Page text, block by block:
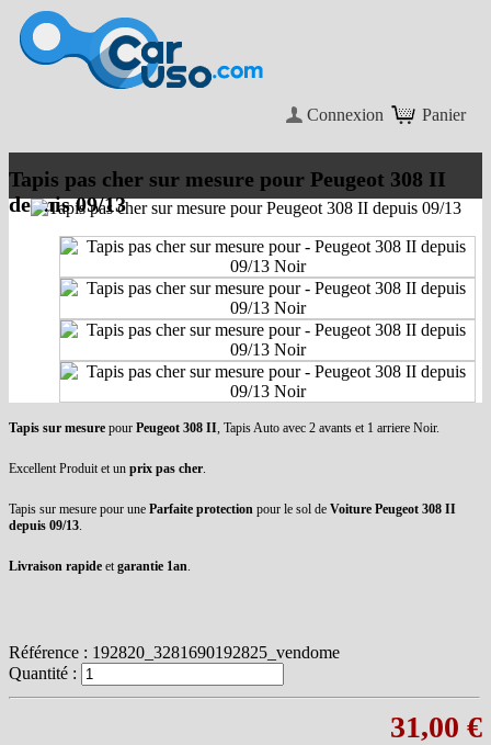
Panier
Connexion
Tapis pas cher sur mesure pour Peugeot 308 II
depuis 09/13
Tapis sur mesure pour Peugeot 308 II, Tapis Auto avec 2 avants et 1 arriere Noir.
Excellent Produit et un prix pas cher.
Tapis sur mesure pour une Parfaite protection pour le sol de Voiture Peugeot 308 II
depuis 09/13.
Livraison rapide etgarantie 1an.
Référence : 192820_3281690192825_vendome
Quantité :
31,00 €